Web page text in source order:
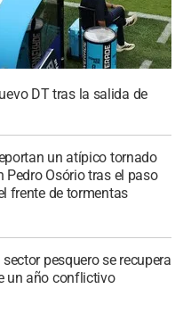
DT tras la salida de
un atípico tornado
Pedro Osório tras el paso
frente de tormentas
sector pesquero se recupera
un año conflictivo